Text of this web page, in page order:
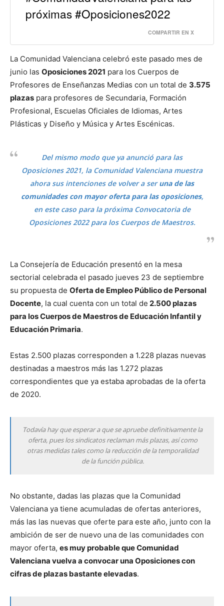
próximas #Oposiciones2022
COMPARTIR EN X
La Comunidad Valenciana celebró este pasado mes de
junio las Oposiciones 2021 para los Cuerpos de
Profesores de Enseñanzas Medias con un total de 3.575
plazas para profesores de Secundaria, Formación
Profesional, Escuelas Oficiales de Idiomas, Artes
Plásticas y Diseño y Música y Artes Escénicas.
Del mismo modo que ya anunció para las
Oposiciones 2021, la Comunidad Valenciana muestra
ahora sus intenciones de volver a seruna de las
comunidades con mayor oferta para las oposiciones,
en este caso para la próxima Convocatoria de
Oposiciones 2022 para los Cuerpos de Maestros.
La Consejería de Educación presentó en la mesa
sectorial celebrada el pasado jueves 23 de septiembre
su propuesta de Oferta de Empleo Público de Personal
Docente, la cual cuenta con un total de 2.500 plazas
para los Cuerpos de Maestros de Educación Infantil y
Educación Primaria.
Estas 2.500 plazas corresponden a 1.228 plazas nuevas
destinadas a maestros más las 1.272 plazas
correspondientes que ya estaba aprobadas de la oferta
de 2020.
Todavía hay que esperar a que se apruebe definitivamente la
oferta, pues los sindicatos reclaman más plazas, así como
otras medidas tales como la reducción de la temporalidad
de la función pública.
No obstante, dadas las plazas que la Comunidad
Valenciana ya tiene acumuladas de ofertas anteriores,
más las las nuevas que oferte para este año, junto con la
ambición de ser de nuevo una de las comunidades con
mayor oferta, es muy probable que Comunidad
Valenciana vuelva a convocar una Oposiciones con
cifras de plazas bastante elevadas.